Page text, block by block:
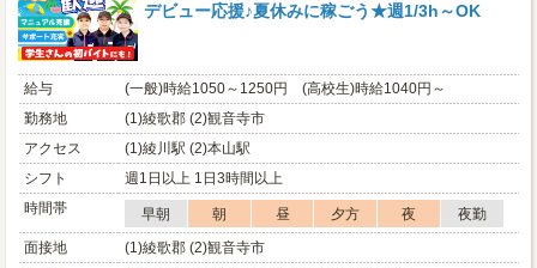
デビュー応援♪夏休みに稼ごう★週1/3h～OK
給与
(一般)時給1050～1250円 (高校生)時給1040円～
勤務地
(1)綾歌郡 (2)観音寺市
アクセス
(1)綾川駅 (2)本山駅
シフト
週1日以上 1日3時間以上
時間帯
早朝 朝 昼 夕方 夜
夜勤
面接地
(1)綾歌郡 (2)観音寺市